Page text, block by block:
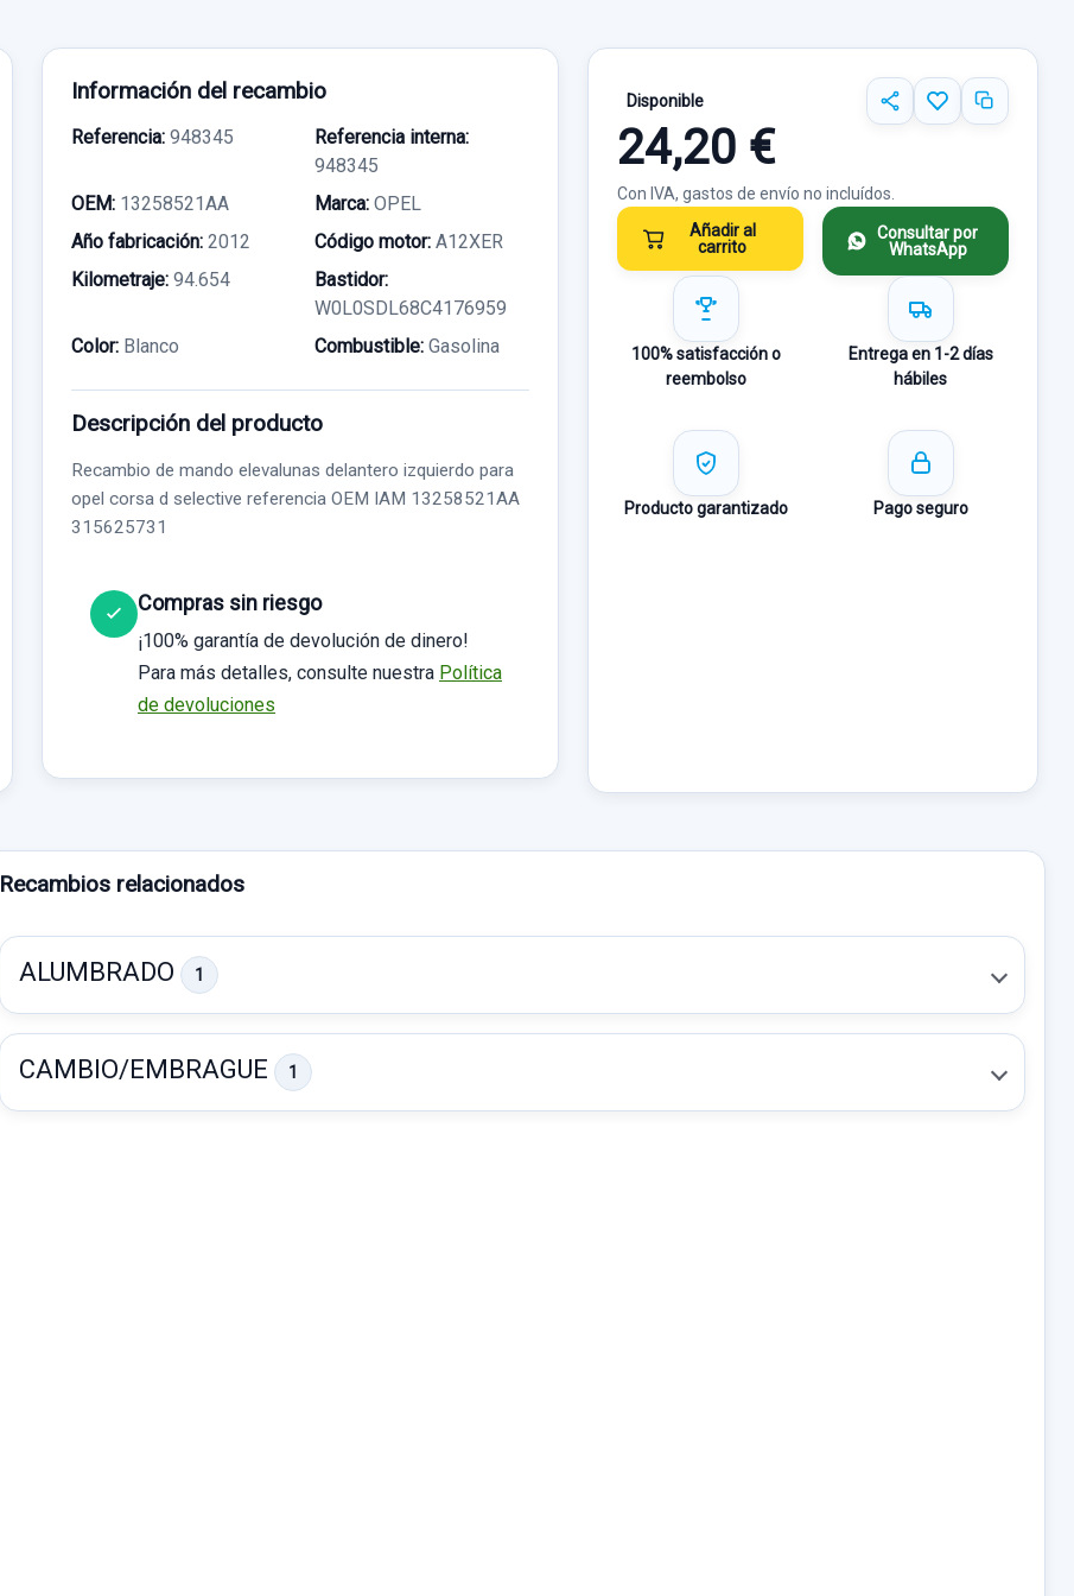
Información del recambio
Referencia: 948345
Referencia interna:
948345
OEM: 13258521AA Marca: OPEL
Año fabricación: 2012 Código motor: A12XER
Kilometraje: 94.654
Bastidor:
W0L0SDL68C4176959
Color: Blanco Combustible: Gasolina
Descripción del producto
Recambio de mando elevalunas delantero izquierdo para
opel corsa d selective referencia OEM IAM 13258521AA
315625731
Compras sin riesgo
¡100% garantía de devolución de dinero!
Para más detalles, consulte nuestra Política
de devoluciones
Disponible
24,20 €
Con IVA, gastos de envío no incluídos.
Añadir al
carrito
Consultar por
WhatsApp
100% satisfacción o
reembolso
Entrega en 1-2 días
hábiles
Producto garantizado Pago seguro
Recambios relacionados
ALUMBRADO 1
CAMBIO/EMBRAGUE 1